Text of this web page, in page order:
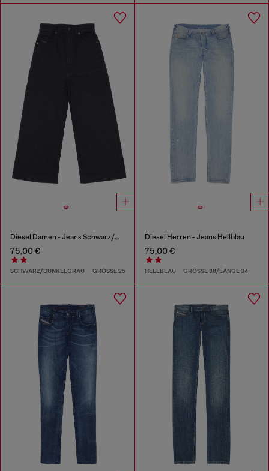
Diesel Damen - Jeans Schwarz/Dunkelgrau
75,00 €
SCHWARZ/DUNKELGRAU GRÖSSE 25
Diesel Herren - Jeans Hellblau
75,00 €
HELLBLAU GRÖSSE 38/LÄNGE 34